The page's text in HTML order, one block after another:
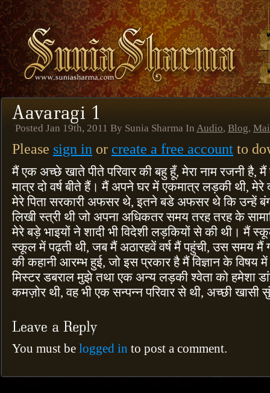
Posted Jan 19th, 2011 By Sunia Sharma In Audio, Blog,
Please sign in or create a free account to
मैं एक अच्छे खाते पीते परिवार की बहु हूँ, मेरा नाम रजनी है, मैं
मात्र दो वर्ष बीते हैं। मैं अपने घर में एकमात्र लड़की थी,
मेरे पिता सरकारी अफसर थे, इतने बडे अफसर थे कि उन्हें
लिखी स्त्री थी जो अपना अधिकतर समय तरह तरह के
मेरे बड़े भाइयों ने शादी भी विदेशी लड़कियों से की थी। मैं
स्कूल में पढ़ती थी, जब मैं अठारहवें वर्ष मैं पहुंची, उस समय मैं
की कहानी आरम्भ हुई, जो इस प्रकार है मैं विज्ञान के विषय
मिस्टर डबराल मुझे तथा एक अन्य लड़की श्वेता को हमेशा
कमज़ोर थी, वह भी एक सन्पन्न परिवार से थी, अच्छी खासी
You must be logged in to post a comment.